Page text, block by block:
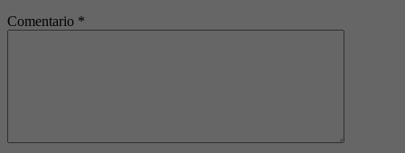
Comentario *